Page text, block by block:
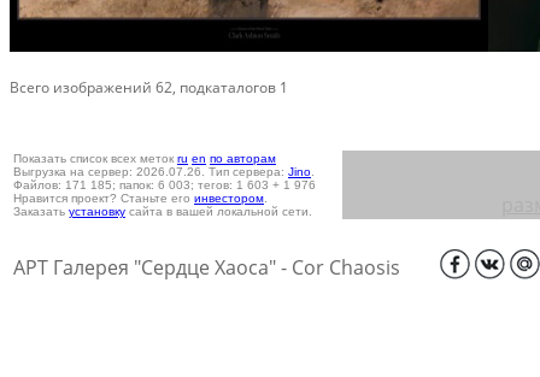
Всего изображений 62, подкаталогов 1
Показать список всех меток ru en по авторам
Выгрузка на сервер: 2026.07.26. Тип сервера: Jino
Файлов: 171 185; папок: 6 003; тегов: 1 603 + 1 976
Нравится проект? Станьте его инвестором
Заказать установку сайта в вашей локальной сети.
АРТ Галерея "Сердце Хаоса" - Cor Chaosis